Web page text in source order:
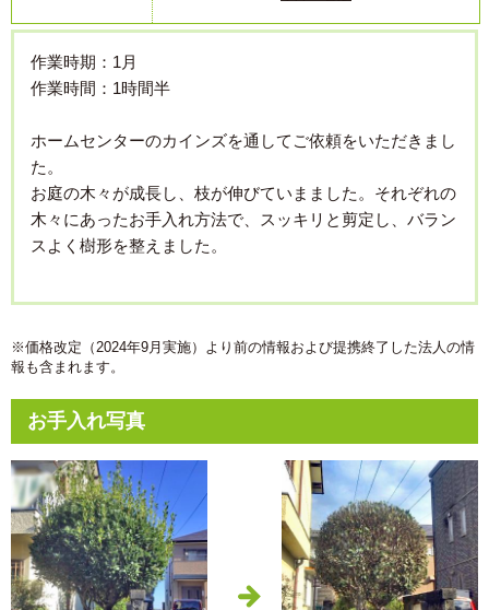
作業時期：1月
作業時間：1時間半
ホームセンターのカインズを通してご依頼をいただきまし
た。
お庭の木々が成長し、枝が伸びていまました。それぞれの
木々にあったお手入れ方法で、スッキリと剪定し、バラン
スよく樹形を整えました。
※価格改定（2024年9月実施）より前の情報および提携終了した法人の情
報も含まれます。
お手入れ写真